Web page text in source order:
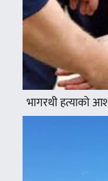
भागरथी हत्याको